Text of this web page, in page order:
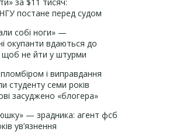
постане перед судом
собі ноги» —
окупанти вдаються до
щоб не йти у штурми
і виправдання
студенту семи років
засуджено «блогера»
— зрадника: агент фсб
ув’язнення